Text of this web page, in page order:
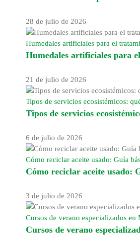
28 de julio de 2026
Humedales artificiales para el
Humedales artificiales para
21 de julio de 2026
Tipos de servicios ecosistémicos:
Tipos de servicios
6 de julio de 2026
Cómo reciclar aceite usado: Guía
Cómo reciclar aceite usado:
3 de julio de 2026
Cursos de verano especializados en
Cursos de verano